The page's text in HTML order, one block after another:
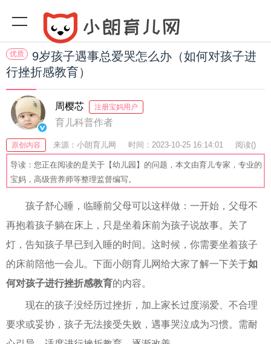
优质
9岁孩子遇事总爱哭怎么办（如何对孩子进
行挫折感教育）
周樱芯 注册宝妈用户
育儿科普作者
原创内容 来源：小朗育儿网 时间：2023-10-25 16:14:01 阅读()
收藏：36 分享：52 爆
导读：您正在阅读的是关于【幼儿园】的问题，本文由育儿专家，专业的
宝妈，高级营养师等整理监督编写。
孩子舒心睡，临睡前父母可以这样做：一开始，父母不
再抱着孩子躺在床上，只是坐着床前为孩子说故事。关了
灯，告知孩子早已到入睡的时间。这时候，你需要坐着孩子
的床前陪他一会儿。下面小朗育儿网给大家了解一下关于如
何对孩子进行挫折感教育的内容。
现在的孩子没经历过挫折，加上家长过度溺爱、不合理
要求或妥协，孩子无法接受失败，遇事哭泣成为习惯。需耐